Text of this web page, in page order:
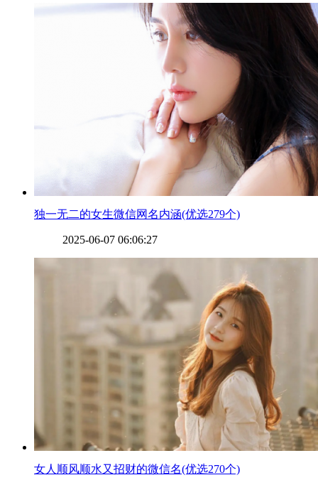
​独一无二的女生微信网名内涵(优选279个)
2025-06-07 06:06:27
​女人顺风顺水又招财的微信名(优选270个)